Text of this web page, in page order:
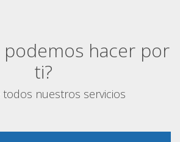
podemos hacer por
ti?
todos nuestros servicios